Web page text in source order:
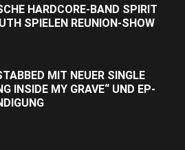
HARDCORE-BAND SPIRIT
SPIELEN REUNION-SHOW
MIT NEUER SINGLE
INSIDE MY GRAVE“ UND EP-